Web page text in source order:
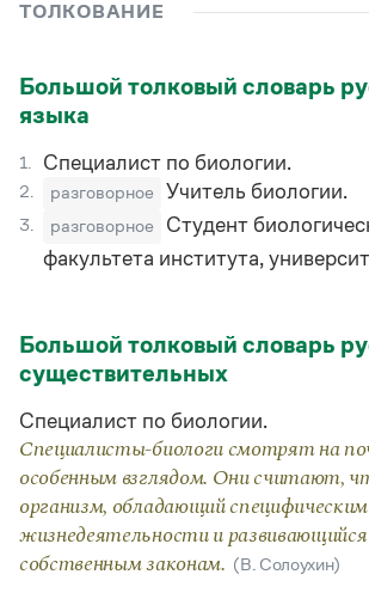
Словари русского языка как
Справочники
Правила русской орфографии и пунктуации
Русский язык. Краткий теоретический курс
Письмовник
Справочник по пунктуации
Азбучные истины
Словарь-справочник непростые слова
Все справочники портала
Журнал
Новости и события
Статьи
Монологи
Управление в русском языке
Правила русской орфографии и
ТОЛКОВАНИЕ
Большой толковый словарь
существительных
Специалист по биологии.
Специалисты-биологи смотрят на
особенным взглядом. Они считают,
организм, обладающий
жизнедеятельности и
собственным законам. (В. Солоухин)
Большой толковый словарь
языка
1. Специалист по биологии.
2. разговорное Учитель биологии.
3. разговорное
Студент
факультета института,